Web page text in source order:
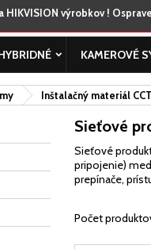
HIKVISION výrobkov !
KAMEROVÉ
Inštalačný materiál
Sieťové
Sieťové
pripojenie)
prepínače,
Počet